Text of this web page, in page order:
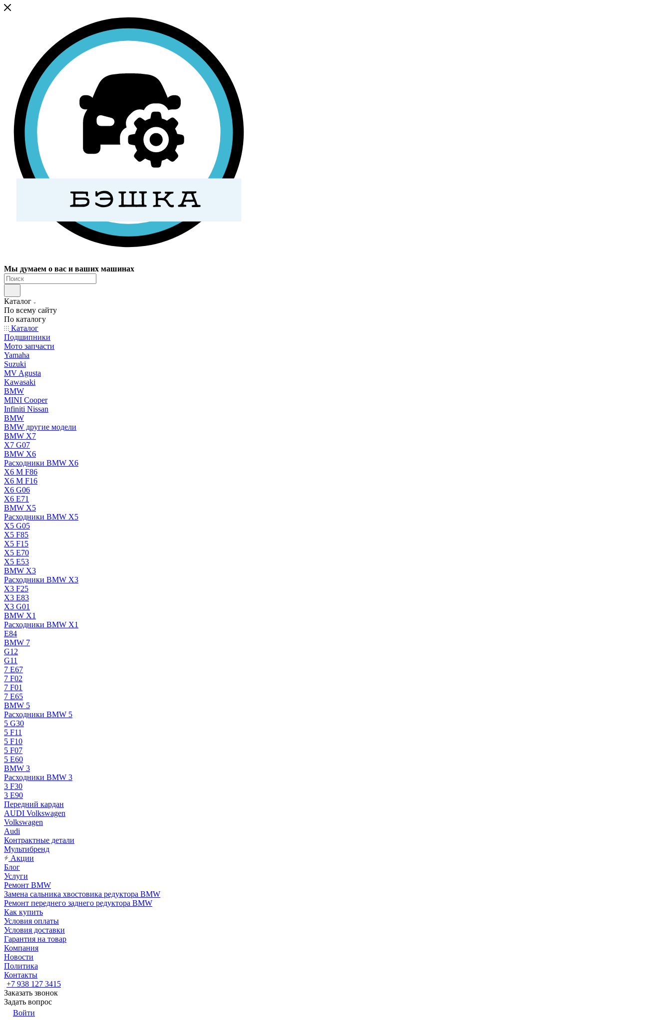
Мы думаем о вас и ваших машинах
Каталог
По всему сайту
По каталогу
Каталог
Подшипники
Мото запчасти
Yamaha
Suzuki
MV Agusta
Kawasaki
BMW
MINI Cooper
Infiniti Nissan
BMW
BMW другие модели
BMW X7
X7 G07
BMW X6
Расходники BMW X6
X6 M F86
X6 M F16
X6 G06
X6 E71
BMW X5
Расходники BMW X5
X5 G05
X5 F85
X5 F15
X5 E70
X5 E53
BMW X3
Расходники BMW X3
X3 F25
X3 E83
X3 G01
BMW X1
Расходники BMW X1
E84
BMW 7
G12
G11
7 Е67
7 F02
7 F01
7 E65
BMW 5
Расходники BMW 5
5 G30
5 F11
5 F10
5 F07
5 E60
BMW 3
Расходники BMW 3
3 F30
3 E90
Передний кардан
AUDI Volkswagen
Volkswagen
Audi
Контрактные детали
Мультибренд
Акции
Блог
Услуги
Ремонт BMW
Замена сальника хвостовика редуктора BMW
Ремонт переднего заднего редуктора BMW
Как купить
Условия оплаты
Условия доставки
Гарантия на товар
Компания
Новости
Политика
Контакты
+7 938 127 3415
Заказать звонок
Задать вопрос
Войти